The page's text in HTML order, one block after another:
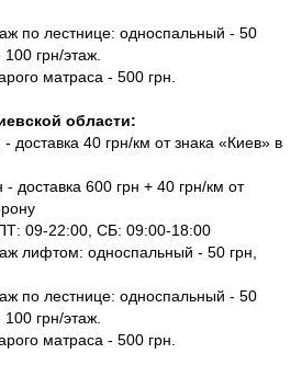
по лестнице: односпальный - 50
грн/этаж.
матраса - 500 грн.
области:
доставка 40 грн/км от знака «Киев» в
доставка 600 грн + 40 грн/км от
09-22:00, СБ: 09:00-18:00
лифтом: односпальный - 50 грн,
по лестнице: односпальный - 50
грн/этаж.
матраса - 500 грн.